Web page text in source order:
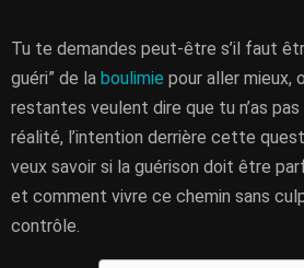
Tu te demandes peut-être s’il faut
guéri” de la boulimie pour aller mieux,
restantes veulent dire que tu n’as pas
réalité, l’intention derrière cette
veux savoir si la guérison doit être
et comment vivre ce chemin sans
contrôle.